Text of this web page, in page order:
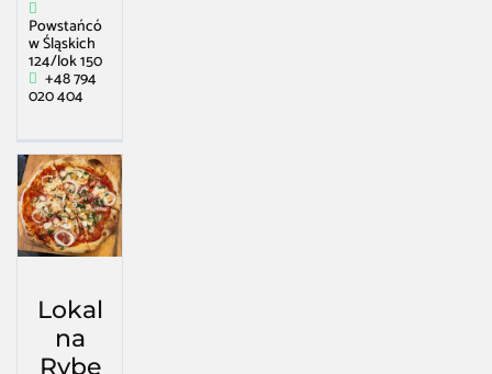
Powstańcó
w Śląskich
124/lok 150
+48 794
020 404
Lokal
na
Rybę